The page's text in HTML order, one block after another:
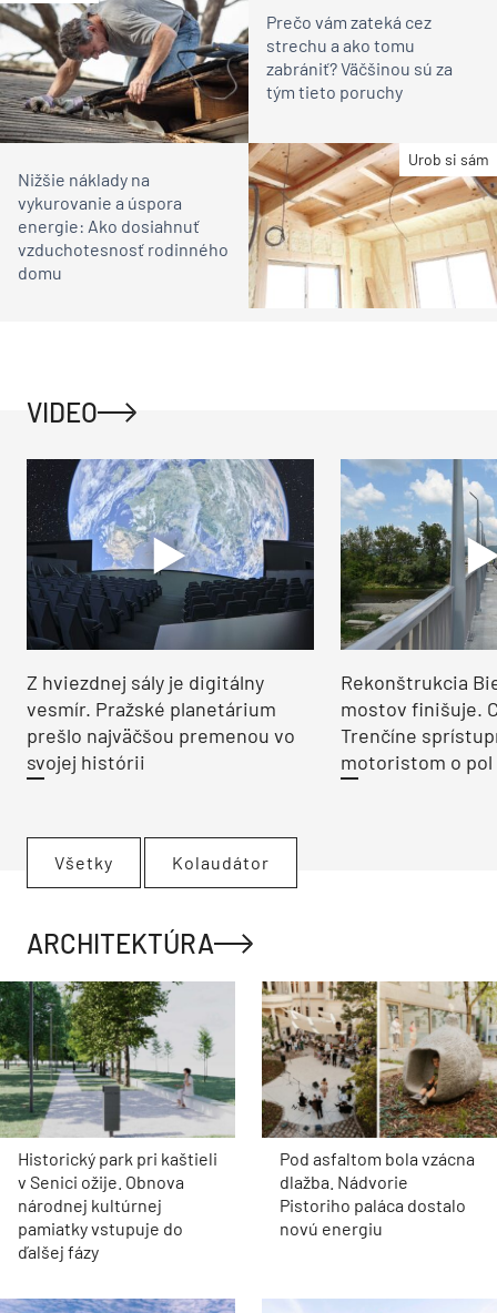
Prečo vám zateká cez
strechu a ako tomu
zabrániť? Väčšinou sú za
tým tieto poruchy
Urob si sám
Nižšie náklady na
vykurovanie a úspora
energie: Ako dosiahnuť
vzduchotesnosť rodinného
domu
VIDEO
Z hviezdnej sály je digitálny
vesmír. Pražské planetárium
prešlo najväčšou premenou vo
svojej histórii
Rekonštrukcia
mostov finišuje.
Trenčíne
motoristom o pol
Všetky Kolaudátor
ARCHITEKTÚRA
Historický park pri kaštieli
v Senici ožije. Obnova
národnej kultúrnej
pamiatky vstupuje do
ďalšej fázy
Pod asfaltom bola vzácna
dlažba. Nádvorie
Pistoriho paláca dostalo
novú energiu